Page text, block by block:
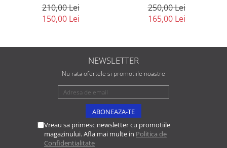
210,00 Lei
150,00 Lei
250,00 Lei
165,00 Lei
NEWSLETTER
Nu rata ofertele si promotiile noastre
Vreau sa primesc newsletter cu promotiile
magazinului. Afla mai multe in Politica de
Confidentialitate